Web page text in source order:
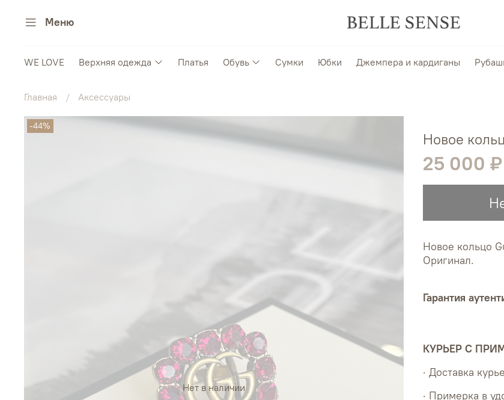
Меню
WE LOVE Верхняя одежда Платья Обувь Сумки Юбки Джемпера и кардиганы
Главная Аксессуары
Нет в наличии
-44%
Новое
25 000 ₽
Новое кольцо
Оригинал.
Гарантия
КУРЬЕР С
· Доставка
· Примерка в